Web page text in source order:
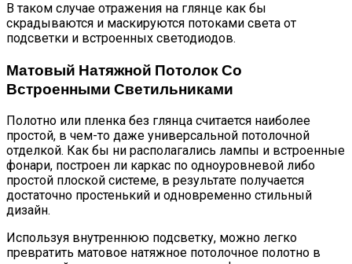
В таком случае отражения на глянце как бы
скрадываются и маскируются потоками света от
подсветки и встроенных светодиодов.
Матовый Натяжной Потолок Со
Встроенными Светильниками
Полотно или пленка без глянца считается наиболее
простой, в чем-то даже универсальной потолочной
отделкой. Как бы ни располагались лампы и встроенные
фонари, построен ли каркас по одноуровневой либо
простой плоской системе, в результате получается
достаточно простенький и одновременно стильный
дизайн.
Используя внутреннюю подсветку, можно легко
превратить матовое натяжное потолочное полотно в